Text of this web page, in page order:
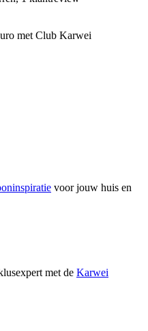
met Club Karwei
voor jouw huis en
met de Karwei